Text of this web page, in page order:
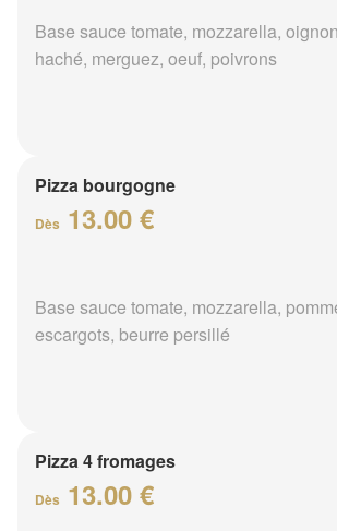
Base sauce tomate, mozzarella,
haché, merguez, oeuf, poivrons
Pizza bourgogne
Dès 13.00 €
Base sauce tomate, mozzarella,
escargots, beurre persillé
Pizza 4 fromages
Dès 13.00 €